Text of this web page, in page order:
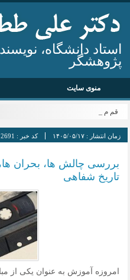
استاد دانشگاه،
پژوهشگر
منوی سایت
قم میز _
زمان انتشار :۱۴۰۵/۰۵/۱۷ کد خبر : 2691
بررسی چالش ها، بحران
تاریخ شفاهی
امروزه آموزش به عنوان یکی از